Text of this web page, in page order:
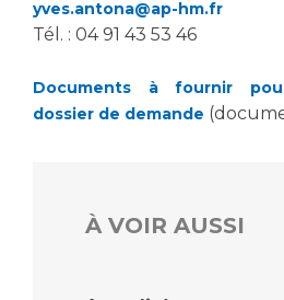
Handi 13
Accueil sourds et
Charte Romain Jacob
Activité physique
Adresser un patient
Médicale
Radiologie / Imagerie
yves.antona@ap-hm.fr
Tél. : 04 91 43 53 46
Documents à fournir
dossier de demande
À VOIR AUSSI